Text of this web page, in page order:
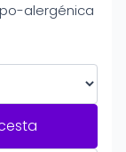
alergénica